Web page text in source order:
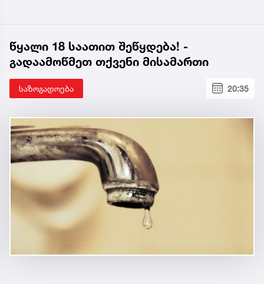
წყალი 18 საათით შეწყდება! -
გადაამოწმეთ თქვენი მისამართი
საზოგადოება 20:35